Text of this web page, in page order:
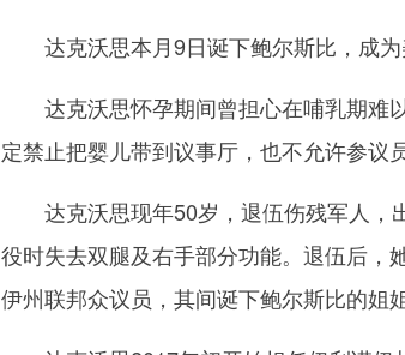
达克沃思本月9日诞下鲍尔斯比，成为
达克沃思怀孕期间曾担心在哺乳期难
定禁止把婴儿带到议事厅，也不允许参议
达克沃思现年50岁，退伍伤残军人，
役时失去双腿及右手部分功能。退伍后，
伊州联邦众议员，其间诞下鲍尔斯比的姐